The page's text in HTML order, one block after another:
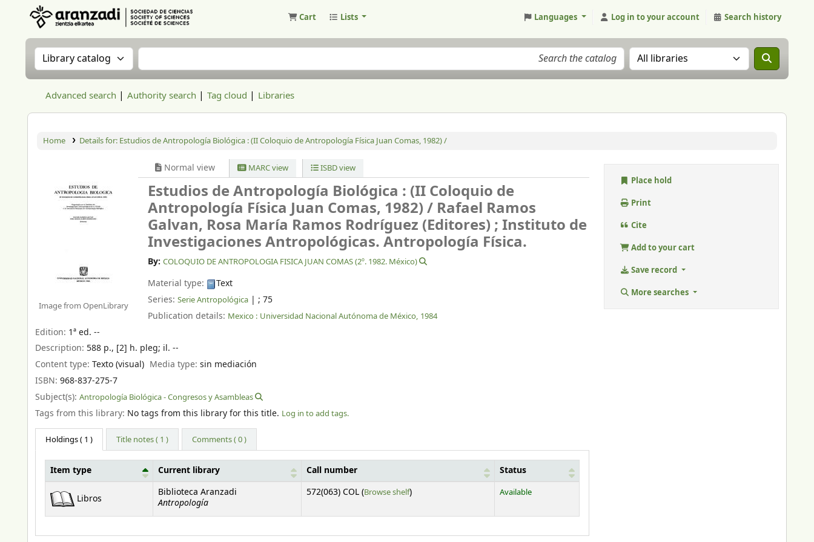
Cart Lists Languages Log in to your account Search history
Search the catalog by:Search the catalog Search the catalog in:
Advanced search Authority search Tag cloud Libraries
Home Details for: Estudios de Antropología Biológica : (II Coloquio de Antropología Física Juan Comas, 1982) /
Image from OpenLibrary
Normal view MARC view ISBD view
Estudios de Antropología Biológica : (II Coloquio de
Antropología Física Juan Comas, 1982) / Rafael Ramos
Galvan, Rosa María Ramos Rodríguez (Editores) ; Instituto de
Investigaciones Antropológicas. Antropología Física.
By: COLOQUIO DE ANTROPOLOGIA FISICA JUAN COMAS (2º. 1982. México)
Material type:
Text
Series:Serie Antropológica |; 75
Publication details: Mexico : Universidad Nacional Autónoma de México, 1984
Edition: 1ª ed. --
Description: 588 p., [2] h. pleg; il. --
Content type: Texto (visual) Media type:sin mediación
ISBN: 968-837-275-7
Subject(s): Antropología Biológica - Congresos y Asambleas
Tags from this library: No tags from this library for this title. Log in to add tags.
Holdings( 1 ) Title notes ( 1 ) Comments ( 0 )
Item type Current library Call number Status
Libros
Biblioteca Aranzadi
Antropología
572(063) COL (Browse shelf(Opens below)
) Available
Place hold
Print
Cite
Add to your cart
Save record
More searches